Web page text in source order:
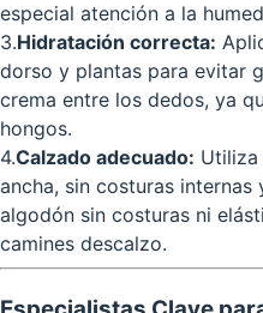
especial atención a la
3.Hidratación correcta:
dorso y plantas para evitar
crema entre los dedos, ya
hongos.
4.Calzado adecuado:
ancha, sin costuras
algodón sin costuras ni
camines descalzo.